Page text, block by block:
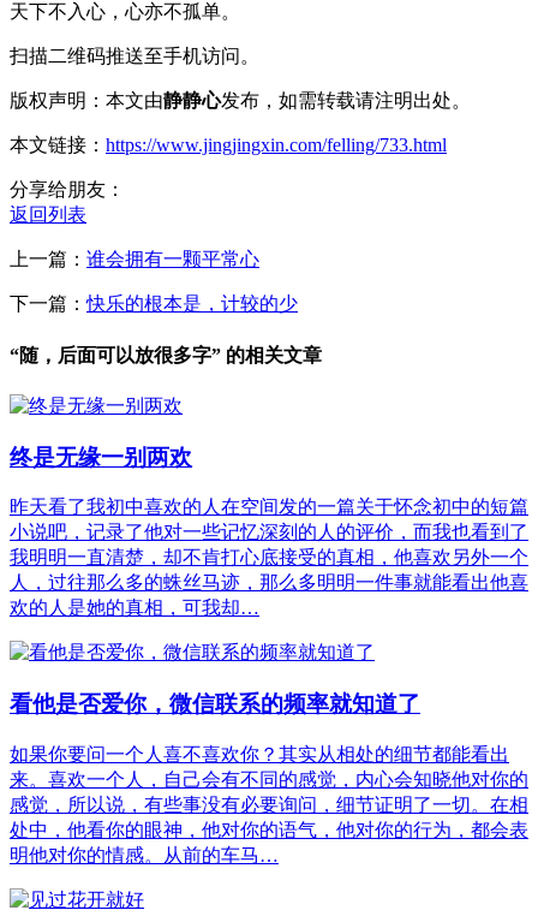
天下不入心，心亦不孤单。
扫描二维码推送至手机访问。
版权声明：本文由静静心发布，如需转载请注明出处。
本文链接： https://www.jingjingxin.com/felling/733.html
分享给朋友：
返回列表
上一篇： 谁会拥有一颗平常心
下一篇：快乐的根本是，计较的少
“随，后面可以放很多字” 的相关文章
终是无缘一别两欢
昨天看了我初中喜欢的人在空间发的一篇关于怀念初中的短篇
小说吧，记录了他对一些记忆深刻的人的评价，而我也看到了
我明明一直清楚，却不肯打心底接受的真相，他喜欢另外一个
人，过往那么多的蛛丝马迹，那么多明明一件事就能看出他喜
欢的人是她的真相，可我却…
看他是否爱你，微信联系的频率就知道了
如果你要问一个人喜不喜欢你？其实从相处的细节都能看出
来。喜欢一个人，自己会有不同的感觉，内心会知晓他对你的
感觉，所以说，有些事没有必要询问，细节证明了一切。在相
处中，他看你的眼神，他对你的语气，他对你的行为，都会表
明他对你的情感。从前的车马…